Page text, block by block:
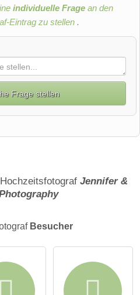
individuelle Frage an den
Eintrag zu stellen .
Frage stellen
Jennifer &
Besucher